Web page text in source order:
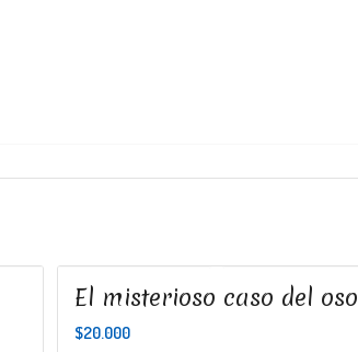
El misterioso caso del oso
$20.000